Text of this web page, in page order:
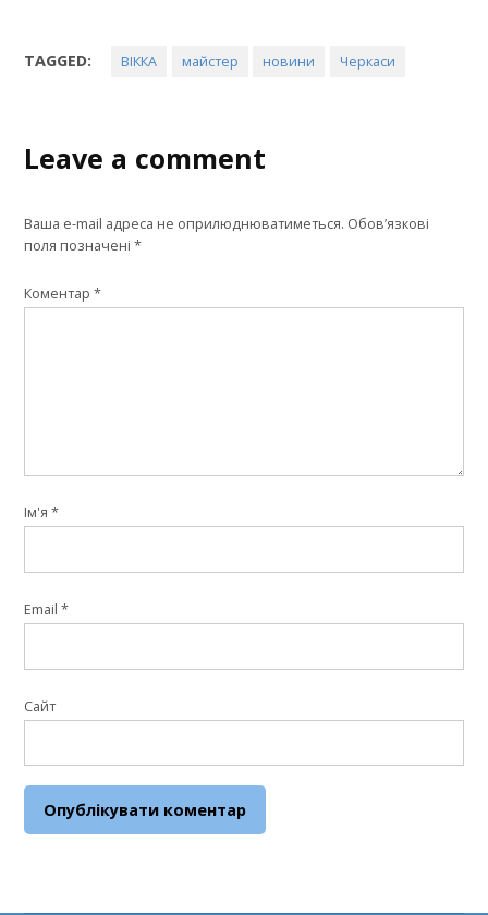
TAGGED: ВІККА майстер новини Черкаси
Leave a comment
Ваша e-mail адреса не оприлюднюватиметься. Обов’язкові
поля позначені*
Коментар*
Ім'я*
Email*
Сайт